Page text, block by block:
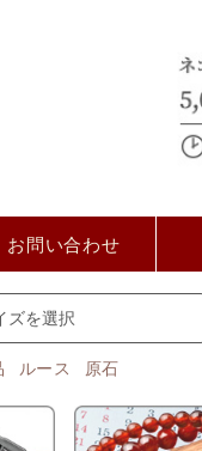
お問い合わせ
ルース 原石